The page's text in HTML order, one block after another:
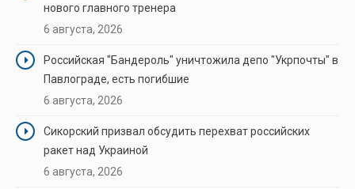
нового главного тренера
6 августа, 2026
Российская "Бандероль" уничтожила депо "Укрпочты" в
Павлограде, есть погибшие
6 августа, 2026
Сикорский призвал обсудить перехват российских
ракет над Украиной
6 августа, 2026